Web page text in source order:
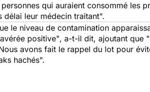
qui auraient consommé les
délai leur médecin traitant".
le niveau de contamination
positive", a-t-il dit, ajoutant que
avons fait le rappel du lot pour
hachés".